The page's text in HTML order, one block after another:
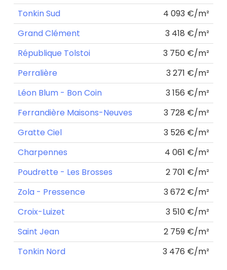
Tonkin Sud
4 093 €/m²
Grand Clément
3 418 €/m²
République Tolstoi
3 750 €/m²
Perralière
3 271 €/m²
Léon Blum - Bon Coin
3 156 €/m²
Ferrandière Maisons-Neuves
3 728 €/m²
Gratte Ciel
3 526 €/m²
Charpennes
4 061 €/m²
Poudrette - Les Brosses
2 701 €/m²
Zola - Pressence
3 672 €/m²
Croix-Luizet
3 510 €/m²
Saint Jean
2 759 €/m²
Tonkin Nord
3 476 €/m²